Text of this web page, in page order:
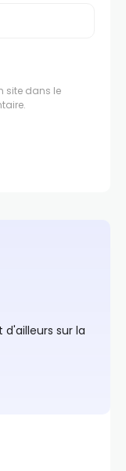
site dans le
sur la